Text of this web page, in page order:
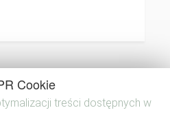
Cookie
treści dostępnych w